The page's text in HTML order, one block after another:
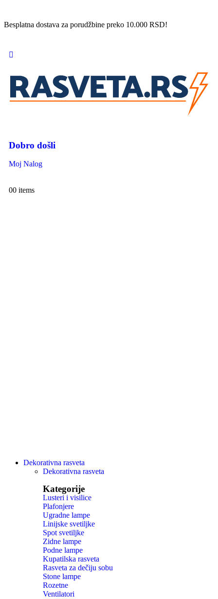
Besplatna dostava za porudžbine preko 10.000 RSD!
Dobro došli
Moj Nalog
00 items
Dekorativna rasveta
Dekorativna rasveta
Kategorije
Lusteri i visilice
Plafonjere
Ugradne lampe
Linijske svetiljke
Spot svetiljke
Zidne lampe
Podne lampe
Kupatilska rasveta
Rasveta za dečiju sobu
Stone lampe
Rozetne
Ventilatori